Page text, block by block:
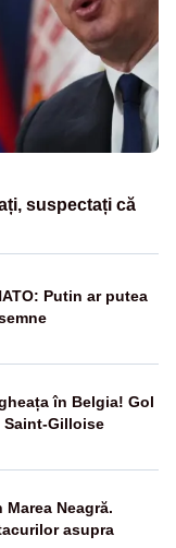
suspectați că
Putin ar putea
în Belgia! Gol
Gilloise
Neagră.
asupra